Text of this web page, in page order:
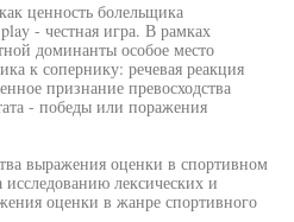
ценность болельщика
- честная игра. В рамках
доминанты особое место
к сопернику: речевая реакция
признание превосходства
- победы или поражения
выражения оценки в спортивном
лексических и
оценки в жанре спортивного